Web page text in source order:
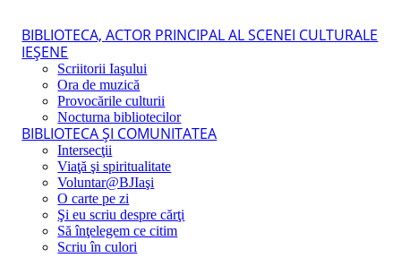
BIBLIOTECA, ACTOR PRINCIPAL AL SCENEI CULTURALE
IEŞENE
Scriitorii Iaşului
Ora de muzică
Provocările culturii
Nocturna bibliotecilor
BIBLIOTECA ŞI COMUNITATEA
Intersecţii
Viaţă şi spiritualitate
Voluntar@BJIaşi
O carte pe zi
Şi eu scriu despre cărţi
Să înţelegem ce citim
Scriu în culori